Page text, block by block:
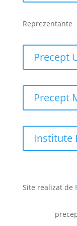
Reprezentante
Precept
Precept
Institute
Site realizat de